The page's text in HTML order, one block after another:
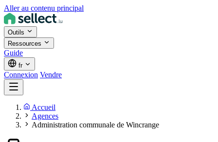
Aller au contenu principal
Outils
Ressources
Guide
fr
Connexion Vendre
Accueil
Agences
Administration communale de Wincrange